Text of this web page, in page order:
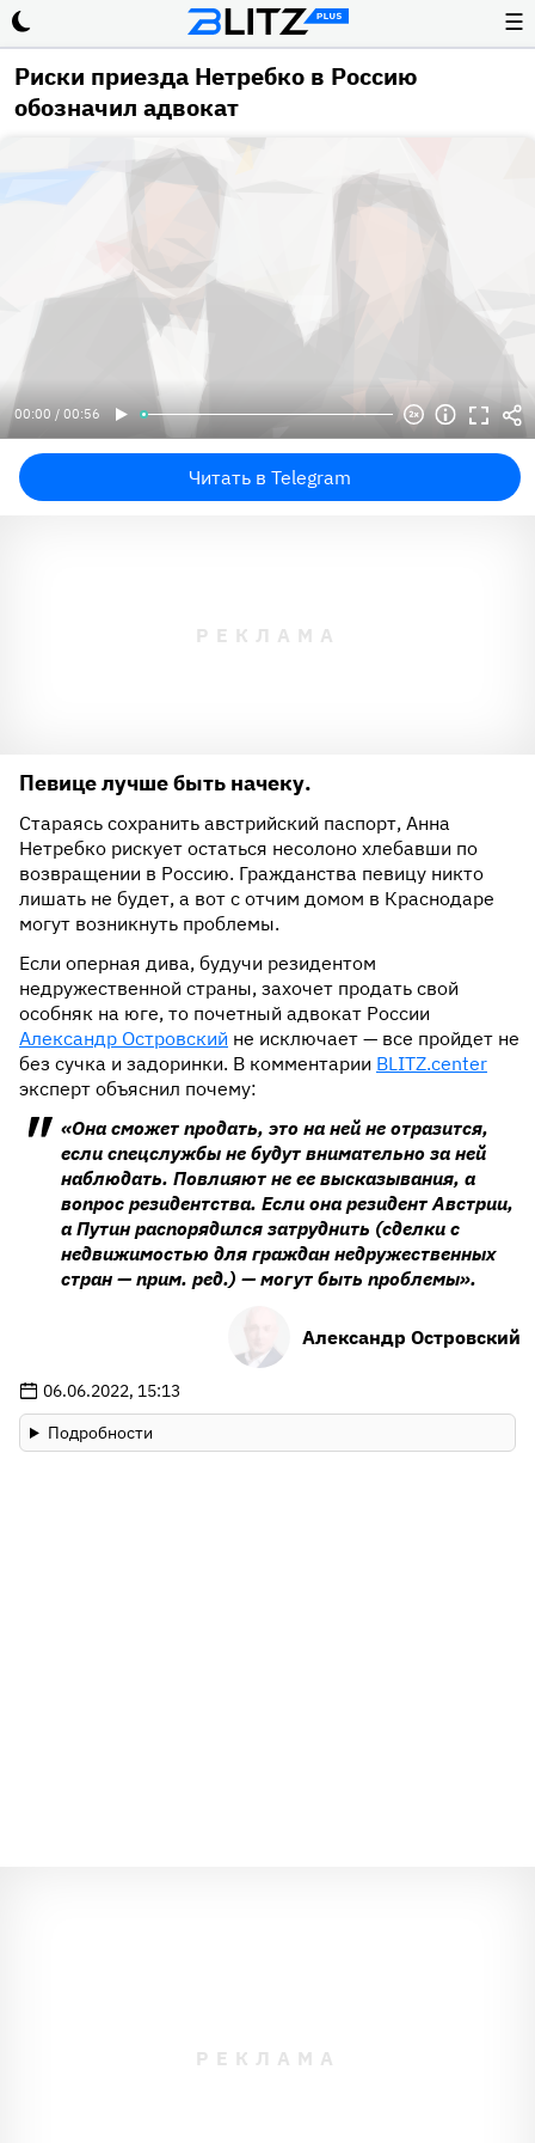
☰
Риски приезда Нетребко в Россию
обозначил адвокат
00:00 / 00:56
Читать в Telegram
Певице лучше быть начеку.
Стараясь сохранить австрийский паспорт, Анна
Нетребко рискует остаться несолоно хлебавши по
возвращении в Россию. Гражданства певицу никто
лишать не будет, а вот с отчим домом в Краснодаре
могут возникнуть проблемы.
Если оперная дива, будучи резидентом
недружественной страны, захочет продать свой
особняк на юге, то почетный адвокат России
Александр Островский не исключает — все пройдет не
без сучка и задоринки. В комментарии BLITZ.center
эксперт объяснил почему:
«Она сможет продать, это на ней не отразится,
если спецслужбы не будут внимательно за ней
наблюдать. Повлияют не ее высказывания, а
вопрос резидентства. Если она резидент Австрии,
а Путин распорядился затруднить (сделки с
недвижимостью для граждан недружественных
стран — прим. ред.) — могут быть проблемы».
Александр Островский
06.06.2022, 15:13
Подробности